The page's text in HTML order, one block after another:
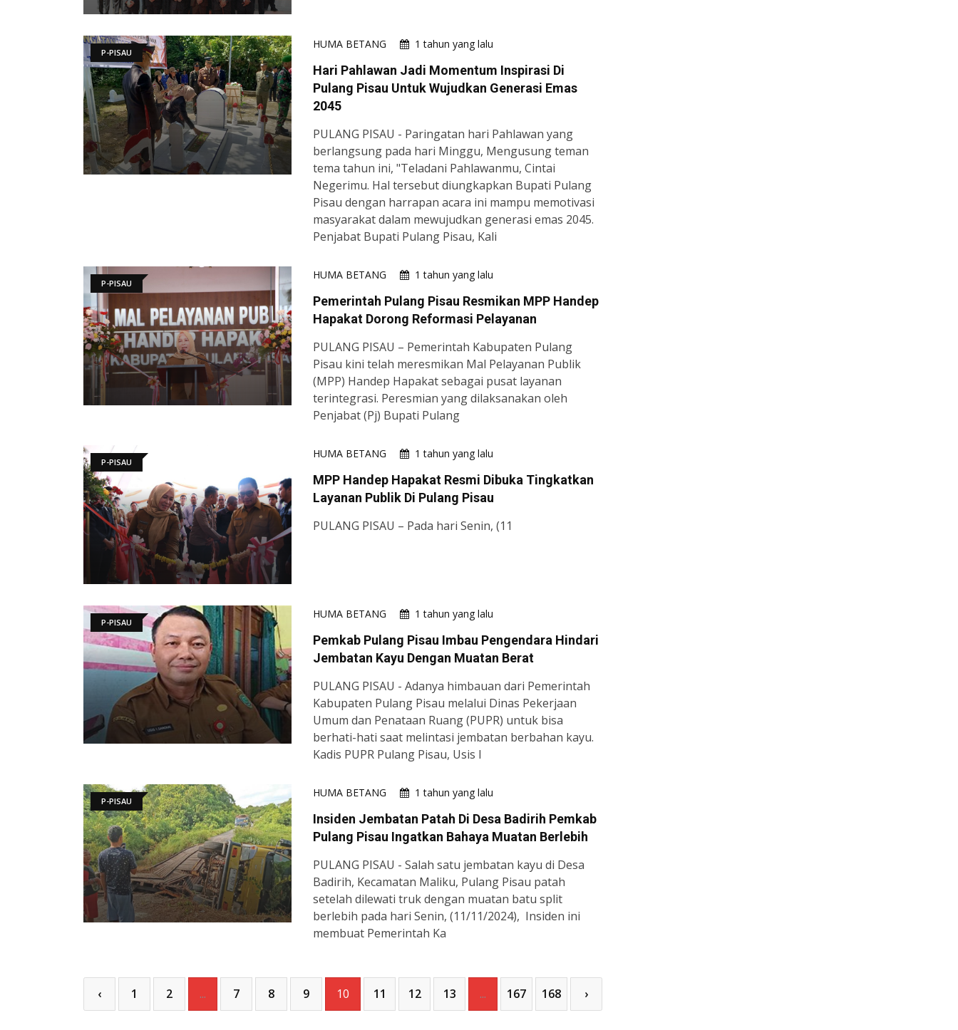
P-PISAU
HUMA BETANG 1 tahun yang lalu
Hari Pahlawan Jadi Momentum Inspirasi Di
Pulang Pisau Untuk Wujudkan Generasi Emas
2045
PULANG PISAU - Paringatan hari Pahlawan yang
berlangsung pada hari Minggu, Mengusung teman
tema tahun ini, "Teladani Pahlawanmu, Cintai
Negerimu. Hal tersebut diungkapkan Bupati Pulang
Pisau dengan harrapan acara ini mampu memotivasi
masyarakat dalam mewujudkan generasi emas 2045.
Penjabat Bupati Pulang Pisau, Kali
P-PISAU
HUMA BETANG 1 tahun yang lalu
Pemerintah Pulang Pisau Resmikan MPP Handep
Hapakat Dorong Reformasi Pelayanan
PULANG PISAU – Pemerintah Kabupaten Pulang
Pisau kini telah meresmikan Mal Pelayanan Publik
(MPP) Handep Hapakat sebagai pusat layanan
terintegrasi. Peresmian yang dilaksanakan oleh
Penjabat (Pj) Bupati Pulang
P-PISAU
HUMA BETANG 1 tahun yang lalu
MPP Handep Hapakat Resmi Dibuka Tingkatkan
Layanan Publik Di Pulang Pisau
PULANG PISAU – Pada hari Senin, (11
P-PISAU
HUMA BETANG 1 tahun yang lalu
Pemkab Pulang Pisau Imbau Pengendara Hindari
Jembatan Kayu Dengan Muatan Berat
PULANG PISAU - Adanya himbauan dari Pemerintah
Kabupaten Pulang Pisau melalui Dinas Pekerjaan
Umum dan Penataan Ruang (PUPR) untuk bisa
berhati-hati saat melintasi jembatan berbahan kayu.
Kadis PUPR Pulang Pisau, Usis I
P-PISAU
HUMA BETANG 1 tahun yang lalu
Insiden Jembatan Patah Di Desa Badirih Pemkab
Pulang Pisau Ingatkan Bahaya Muatan Berlebih
PULANG PISAU - Salah satu jembatan kayu di Desa
Badirih, Kecamatan Maliku, Pulang Pisau patah
setelah dilewati truk dengan muatan batu split
berlebih pada hari Senin, (11/11/2024), Insiden ini
membuat Pemerintah Ka
‹ 1 2 ... 7 8 9 10 11 12 13 ... 167 168 ›